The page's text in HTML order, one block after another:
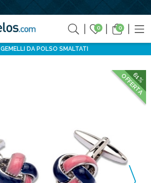
0 0
GEMELLI DA POLSO SMALTATI
61%
OFFERTA